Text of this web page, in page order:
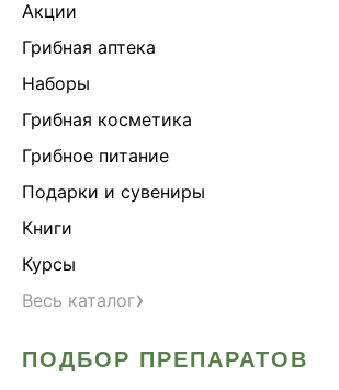
Акции
Грибная аптека
Наборы
Грибная косметика
Грибное питание
Подарки и сувениры
Книги
Курсы
Весь каталог›
ПОДБОР ПРЕПАРАТОВ